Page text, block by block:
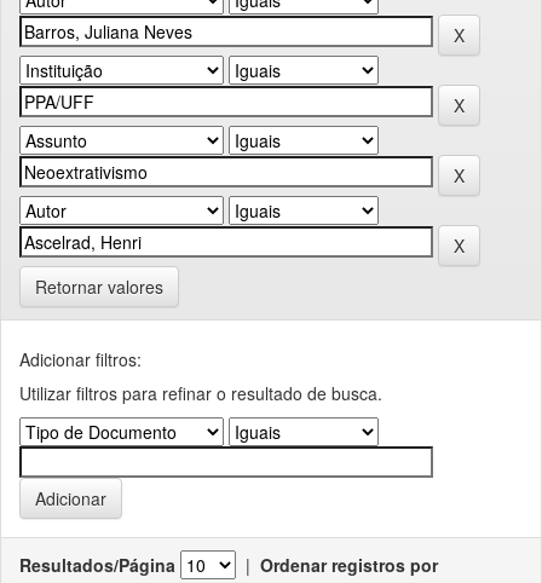
Retornar valores
Adicionar filtros:
Utilizar filtros para refinar o resultado de busca.
Resultados/Página | Ordenar registros por